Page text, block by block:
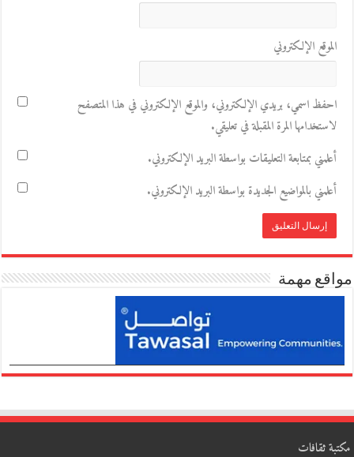
الموقع الإلكتروني
احفظ اسمي، بريدي الإلكتروني، والموقع الإلكتروني في هذا المتصفح
لاستخدامها المرة المقبلة في تعليقي.
أعلمني بمتابعة التعليقات بواسطة البريد الإلكتروني.
أعلمني بالمواضيع الجديدة بواسطة البريد الإلكتروني.
مواقع مهمة
مكتبة ثقافات